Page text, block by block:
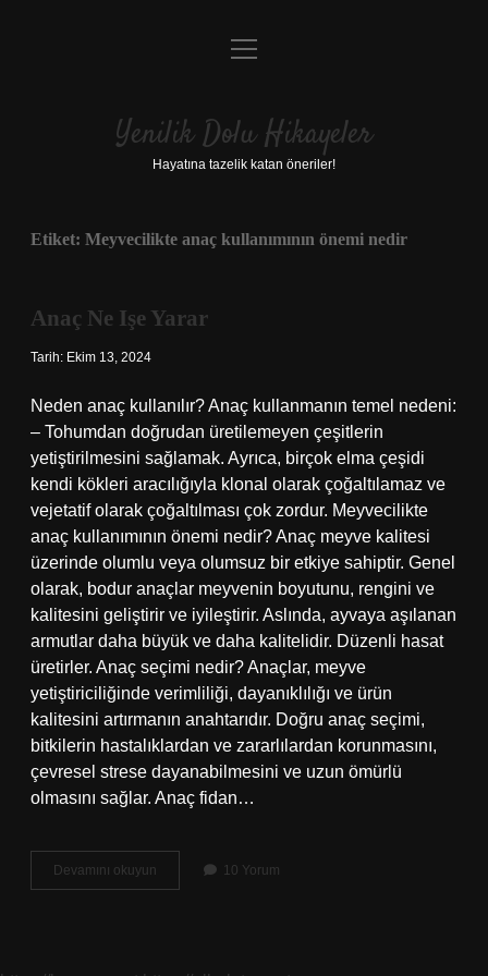
Anasayfa
Yasal Uyarı
menüyü
Yenilik Dolu Hikayeler
Hayatına tazelik katan öneriler!
Etiket: Meyvecilikte anaç kullanımının önemi nedir
Anaç Ne Işe Yarar
Tarih: Ekim 13, 2024
Neden anaç kullanılır? Anaç kullanmanın temel nedeni:
– Tohumdan doğrudan üretilemeyen çeşitlerin
yetiştirilmesini sağlamak. Ayrıca, birçok elma çeşidi
kendi kökleri aracılığıyla klonal olarak çoğaltılamaz ve
vejetatif olarak çoğaltılması çok zordur. Meyvecilikte
anaç kullanımının önemi nedir? Anaç meyve kalitesi
üzerinde olumlu veya olumsuz bir etkiye sahiptir. Genel
olarak, bodur anaçlar meyvenin boyutunu, rengini ve
kalitesini geliştirir ve iyileştirir. Aslında, ayvaya aşılanan
armutlar daha büyük ve daha kalitelidir. Düzenli hasat
üretirler. Anaç seçimi nedir? Anaçlar, meyve
yetiştiriciliğinde verimliliği, dayanıklılığı ve ürün
kalitesini artırmanın anahtarıdır. Doğru anaç seçimi,
bitkilerin hastalıklardan ve zararlılardan korunmasını,
çevresel strese dayanabilmesini ve uzun ömürlü
olmasını sağlar. Anaç fidan…
Devamını okuyun
Ne
10 Yorum